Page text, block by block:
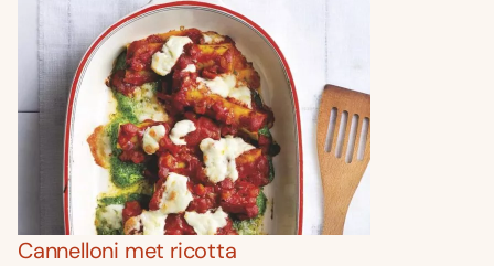
Cannelloni met ricotta